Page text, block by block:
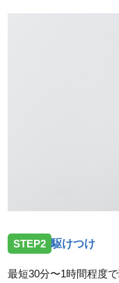
愛知県名古屋市
愛知県名古屋市
愛知県名古屋市
2026/02/06
愛知県名古屋市
した
2026/02/02
STEP2 駆けつけ
最短30分〜1時間程度